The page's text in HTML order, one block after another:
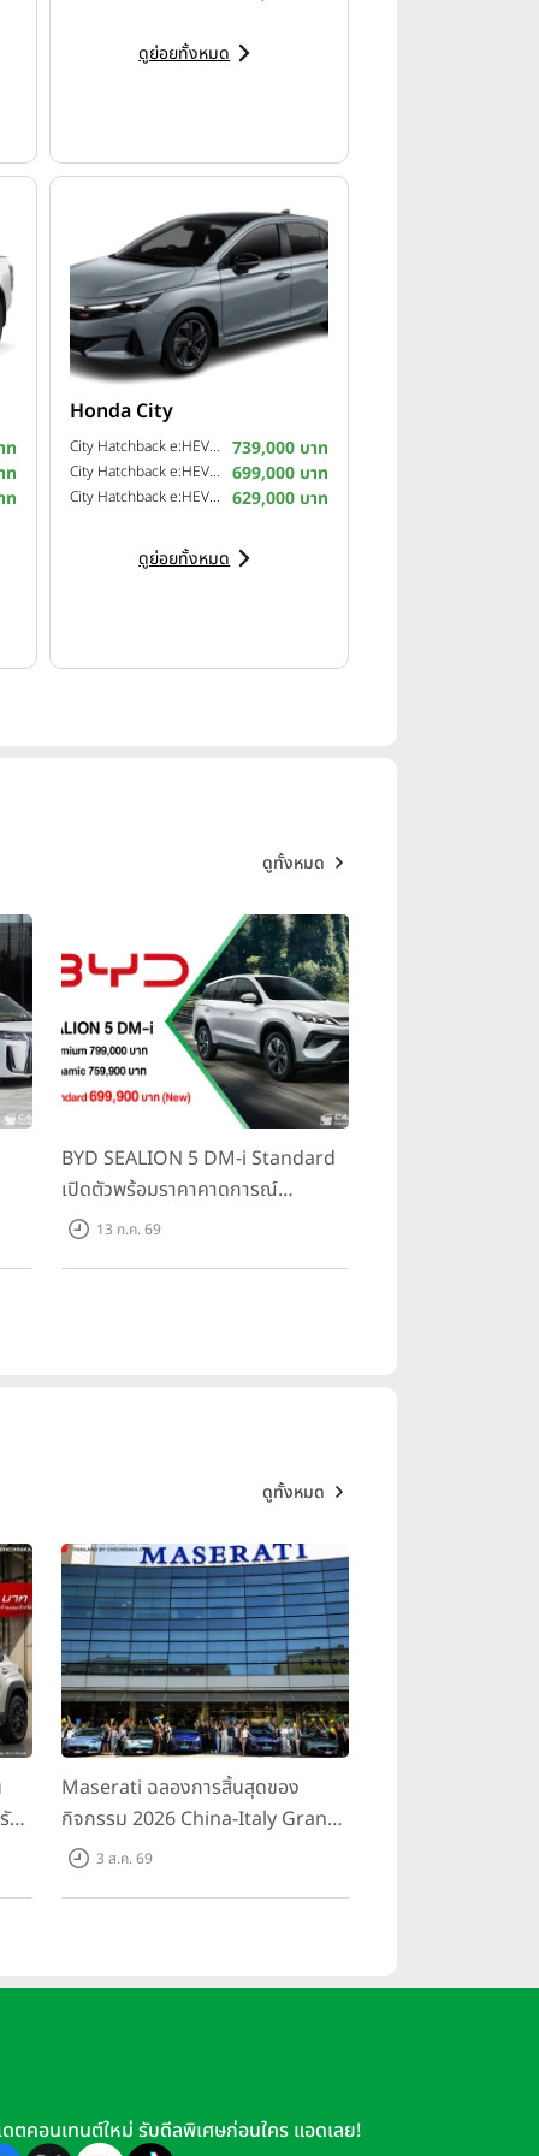
รกลับสู่แก่นแท้” (Return to the
ยานยนต์ โดยมุ่งเน้นไปที่คุณภาพ
กินความจำเป็น ระบบดีเซลไฮบริด
จ แนวทางการพัฒนาเทคโนโลยี
”
ได้แก่ การกลับสู่แก่นแท้ของ
การสร้างความเชื่อมั่นผ่านคำมั่น
ว่าจะเป็นระบบไฮบริด (HEV),
ปภายใน (ICE) เพื่อเปิดโอกาสให้ผู้
อร์มนี้คือแนวคิดการผลิตแบบ
2,000 ฟังก์ชัน ที่สามารถนำมา
ถอดได้ ปรับได้ และเติบโตต่อได้”
ะสิทธิภาพการผลิตอย่างมีนัยสำคัญ
อกที่หลากหลาย มีฟีเจอร์ที่ชาญ
ดูย่อยทั้งหมด
ท
ท
ท
Honda City
City Hatchback e:HEV RS ปี 2026 739,000 บาท
City Hatchback e:HEV SV ปี 2026 699,000 บาท
City Hatchback e:HEV V ปี 2026 629,000 บาท
ดูย่อยทั้งหมด
ดูทั้งหมด
BYD SEALION 5 DM-i Standard
เปิดตัวพร้อมราคาคาดการณ์
699,900 บาท รุ่นย่อยล่าสุดที่มีระยะ
13 ก.ค. 69
ดูทั้งหมด
บ
Maserati ฉลองการสิ้นสุดของ
กิจกรรม 2026 China-Italy Grand
Tour ณ สำนักงานใหญ่ เมืองโมเดนา
3 ส.ค. 69
ดตคอนเทนต์ใหม่ รับดีลพิเศษก่อนใคร แอดเลย!